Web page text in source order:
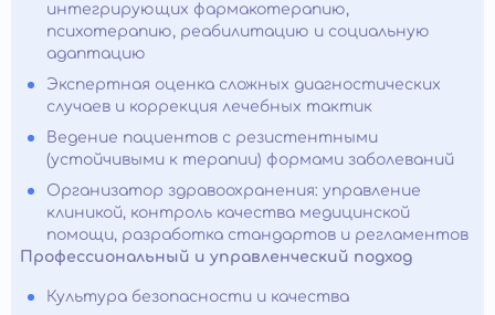
интегрирующих фармакотерапию,
психотерапию, реабилитацию и социальную
адаптацию
Экспертная оценка сложных диагностических
случаев и коррекция лечебных тактик
Ведение пациентов с резистентными
(устойчивыми к терапии) формами заболеваний
Организатор здравоохранения: управление
клиникой, контроль качества медицинской
помощи, разработка стандартов и регламентов
Профессиональный и управленческий подход
Культура безопасности и качества